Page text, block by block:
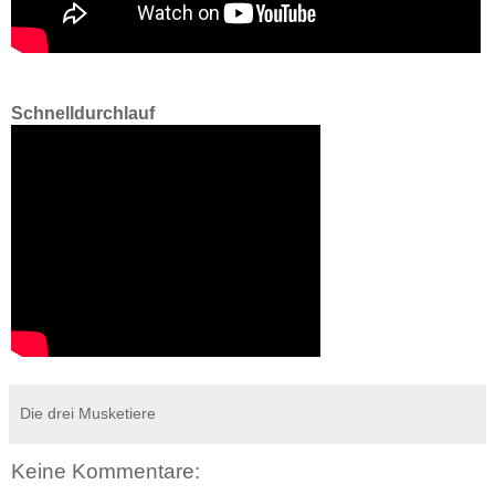
Schnelldurchlauf
Die drei Musketiere
Keine Kommentare: